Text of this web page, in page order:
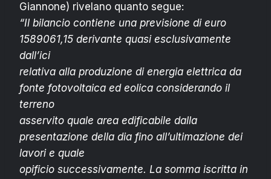
Giannone) rivelano quanto segue:
“Il bilancio contiene una previsione di euro
1589061,15 derivante quasi esclusivamente
dall’ici
relativa alla produzione di energia elettrica da
fonte fotovoltaica ed eolica considerando il
terreno
asservito quale area edificabile dalla
presentazione della dia fino all’ultimazione dei
lavori e quale
opificio successivamente. La somma iscritta in